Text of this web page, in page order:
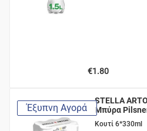
€1.80
Έξυπνη Αγορά
STELLA
Μπύρα
Κουτί 6*330ml